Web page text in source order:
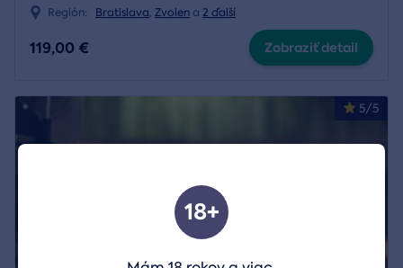
Región: Bratislava, Zvolen a 2 ďalší
119,00 € Zobraziť detail
5/5
18+